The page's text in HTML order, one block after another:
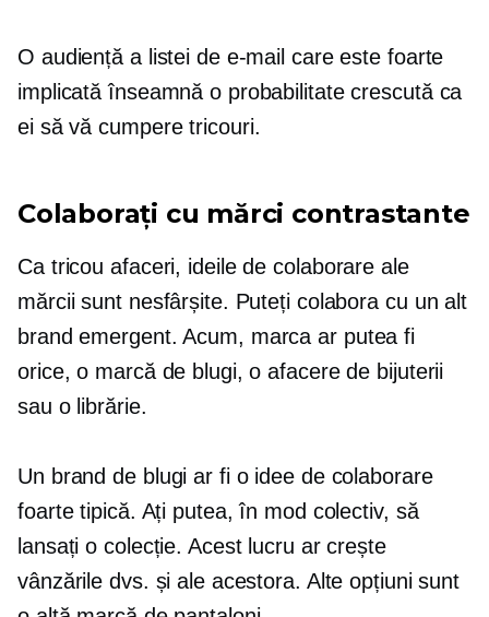
O audiență a listei de e-mail care este foarte
implicată înseamnă o probabilitate crescută ca
ei să vă cumperetricouri.
Colaborați cu mărci contrastante
Ca tricou afaceri, ideile de colaborare ale
mărcii sunt nesfârșite. Puteți colabora cu un alt
brand emergent. Acum, marca ar putea fi
orice, o marcă de blugi, o afacere de bijuterii
sau o librărie.
Un brand de blugi ar fi o idee de colaborare
foarte tipică. Ați putea, în mod colectiv, să
lansați o colecție. Acest lucru ar crește
vânzările dvs. și ale acestora. Alte opțiuni sunt